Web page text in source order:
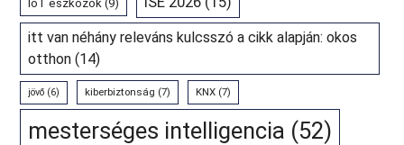
IoT eszközök (9)
itt van néhány releváns kulcsszó a cikk alapján: okos
otthon (14)
jövő (6) kiberbiztonság (7) KNX (7)
mesterséges intelligencia (52)